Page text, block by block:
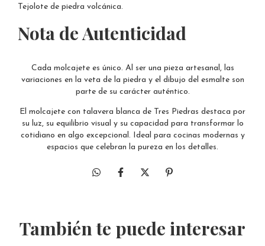
Tejolote de piedra volcánica.
Nota de Autenticidad
Cada molcajete es único. Al ser una pieza artesanal, las
variaciones en la veta de la piedra y el dibujo del esmalte son
parte de su carácter auténtico.
El molcajete con talavera blanca de Tres Piedras destaca por
su luz, su equilibrio visual y su capacidad para transformar lo
cotidiano en algo excepcional. Ideal para cocinas modernas y
espacios que celebran la pureza en los detalles.
También te puede interesar